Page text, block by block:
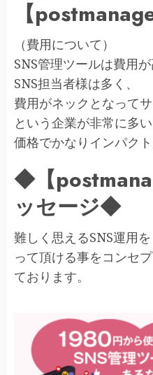
【
（費用について）
SNS管理ツールは費用
SNS担当者様は多く、
費用がネックとなって
という企業が非常に多い
価格でかなりインパク
◆【
ッセージ◆
難しく思えるSNS運用
って頂ける事をコンセ
ております。